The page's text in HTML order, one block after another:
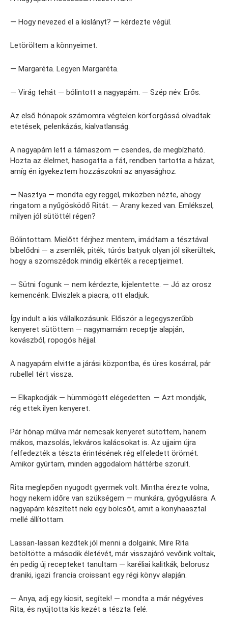
— Hogy nevezed el a kislányt? — kérdezte végül.
Letöröltem a könnyeimet.
— Margaréta. Legyen Margaréta.
— Virág tehát — bólintott a nagyapám. — Szép név. Erős.
Az első hónapok számomra végtelen körforgássá olvadtak:
etetések, pelenkázás, kialvatlanság.
A nagyapám lett a támaszom — csendes, de megbízható.
Hozta az élelmet, hasogatta a fát, rendben tartotta a házat,
amíg én igyekeztem hozzászokni az anyasághoz.
— Nasztya — mondta egy reggel, miközben nézte, ahogy
ringatom a nyűgösködő Ritát. — Arany kezed van. Emlékszel,
milyen jól sütöttél régen?
Bólintottam. Mielőtt férjhez mentem, imádtam a tésztával
bíbelődni — a zsemlék, piték, túrós batyuk olyan jól sikerültek,
hogy a szomszédok mindig elkérték a receptjeimet.
— Sütni fogunk — nem kérdezte, kijelentette. — Jó az orosz
kemencénk. Elviszlek a piacra, ott eladjuk.
Így indult a kis vállalkozásunk. Először a legegyszerűbb
kenyeret sütöttem — nagymamám receptje alapján,
kovászból, ropogós héjjal.
A nagyapám elvitte a járási központba, és üres kosárral, pár
rubellel tért vissza.
— Elkapkodják — hümmögött elégedetten. — Azt mondják,
rég ettek ilyen kenyeret.
Pár hónap múlva már nemcsak kenyeret sütöttem, hanem
mákos, mazsolás, lekváros kalácsokat is. Az ujjaim újra
felfedezték a tészta érintésének rég elfeledett örömét.
Amikor gyúrtam, minden aggodalom háttérbe szorult.
Rita meglepően nyugodt gyermek volt. Mintha érezte volna,
hogy nekem időre van szükségem — munkára, gyógyulásra. A
nagyapám készített neki egy bölcsőt, amit a konyhaasztal
mellé állítottam.
Lassan-lassan kezdtek jól menni a dolgaink. Mire Rita
betöltötte a második életévét, már visszajáró vevőink voltak,
én pedig új recepteket tanultam — karéliai kalitkák, belorusz
draniki, igazi francia croissant egy régi könyv alapján.
— Anya, adj egy kicsit, segítek! — mondta a már négyéves
Rita, és nyújtotta kis kezét a tészta felé.